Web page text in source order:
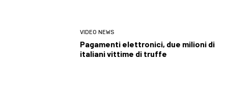
VIDEO NEWS
Pagamenti elettronici, due milioni di
italiani vittime di truffe